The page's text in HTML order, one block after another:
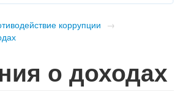
коррупции →
о доходах